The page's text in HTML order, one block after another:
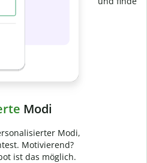
Plagiat
sicher, dass dein Text zu 100
Arbeit in Sekundenschnelle
in über 100 Sprachen.